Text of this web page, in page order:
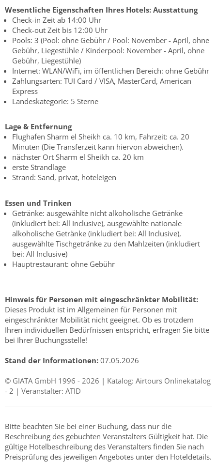
Wesentliche Eigenschaften Ihres Hotels: Ausstattung
Check-in Zeit ab 14:00 Uhr
Check-out Zeit bis 12:00 Uhr
Pools: 3 (Pool: ohne Gebühr / Pool: November - April, ohne
Gebühr, Liegestühle / Kinderpool: November - April, ohne
Gebühr, Liegestühle)
Internet: WLAN/WiFi, im öffentlichen Bereich: ohne Gebühr
Zahlungsarten: TUI Card / VISA, MasterCard, American
Express
Landeskategorie: 5 Sterne
Lage & Entfernung
Flughafen Sharm el Sheikh ca. 10 km, Fahrzeit: ca. 20
Minuten (Die Transferzeit kann hiervon abweichen).
nächster Ort Sharm el Sheikh ca. 20 km
erste Strandlage
Strand: Sand, privat, hoteleigen
Essen und Trinken
Getränke: ausgewählte nicht alkoholische Getränke
(inkludiert bei: All Inclusive), ausgewählte nationale
alkoholische Getränke (inkludiert bei: All Inclusive),
ausgewählte Tischgetränke zu den Mahlzeiten (inkludiert
bei: All Inclusive)
Hauptrestaurant: ohne Gebühr
Hinweis für Personen mit eingeschränkter Mobilität:
Dieses Produkt ist im Allgemeinen für Personen mit
eingeschränkter Mobilität nicht geeignet. Ob es trotzdem
Ihren individuellen Bedürfnissen entspricht, erfragen Sie bitte
bei Ihrer Buchungsstelle!
Stand der Informationen: 07.05.2026
© GIATA GmbH 1996 - 2026 | Katalog: Airtours Onlinekatalog
- 2 | Veranstalter: ATID
Bitte beachten Sie bei einer Buchung, dass nur die
Beschreibung des gebuchten Veranstalters Gültigkeit hat. Die
gültige Hotelbeschreibung des Veranstalters finden Sie nach
Preisprüfung des jeweiligen Angebotes unter den Hoteldetails.